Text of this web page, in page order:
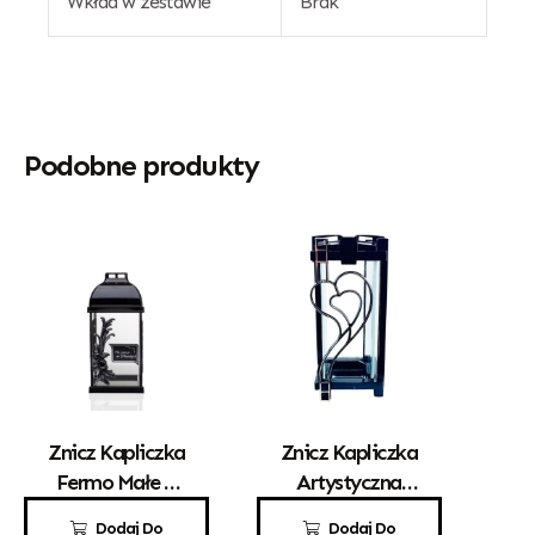
Podobne produkty
Dodaj Do
Znicz Kapliczka
Fermo Małe Z
55,00 zł
Dodaj Do
Znicz Kapliczka
Artystyczna
80,00 zł